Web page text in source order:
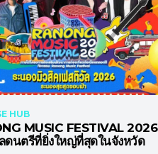
HUB
MUSIC FESTIVAL 2026
ดนตรีที่ยิ่งใหญ่ที่สุดในจังหวัด